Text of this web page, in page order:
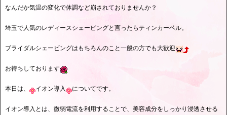
なんだか気温の変化で体調など崩されておりませんか？
埼玉で人気のレディースシェービングと言ったらティンカーベル。
ブライダルシェービングはもちろんのこと一般の方でも大歓迎
お待ちしております
本日は、 イオン導入 についてです。
イオン導入とは、微弱電流を利用することで、美容成分をしっかり浸透させる